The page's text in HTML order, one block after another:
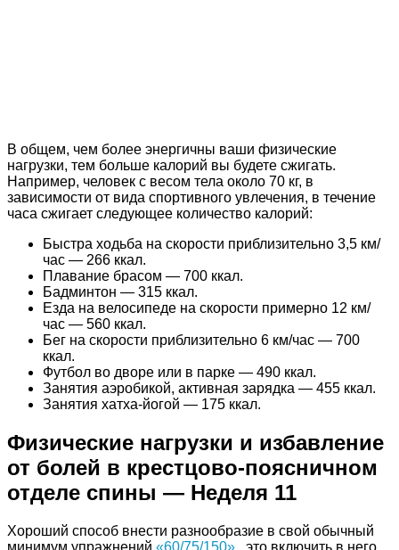
В общем, чем более энергичны ваши физические
нагрузки, тем больше калорий вы будете сжигать.
Например, человек с весом тела около 70 кг, в
зависимости от вида спортивного увлечения, в течение
часа сжигает следующее количество калорий:
Быстра ходьба на скорости приблизительно 3,5 км/
час — 266 ккал.
Плавание брасом — 700 ккал.
Бадминтон — 315 ккал.
Езда на велосипеде на скорости примерно 12 км/
час — 560 ккал.
Бег на скорости приблизительно 6 км/час — 700
ккал.
Футбол во дворе или в парке — 490 ккал.
Занятия аэробикой, активная зарядка — 455 ккал.
Занятия хатха-йогой — 175 ккал.
Физические нагрузки и избавление
от болей в крестцово-поясничном
отделе спины — Неделя 11
Хороший способ внести разнообразие в свой обычный
минимум упражнений «60/75/150» это включить в него